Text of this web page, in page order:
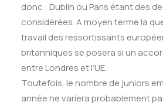
donc : Dublin ou Paris étant des
considérées. A moyen terme la
travail des ressortissants
britanniques se posera si un
entre Londres et l’UE.
Toutefois, le nombre de juniors
année ne variera probablement